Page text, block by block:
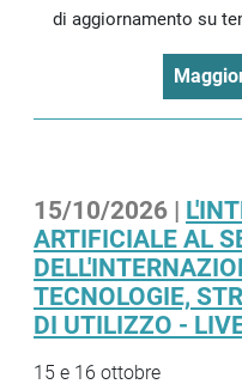
di aggiornamento su
15/10/2026 |
ARTIFICIALE AL
TECNOLOGIE,
DI UTILIZZO -
15 e 16 ottobre